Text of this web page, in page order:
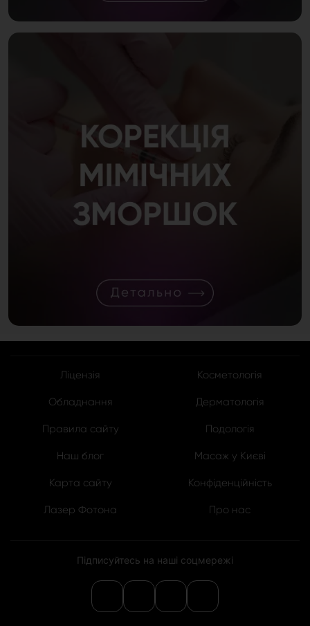
Ліцензія
Обладнання
Правила сайту
Наш блог
Карта сайту
Лазер Фотона
Косметологія
Дерматологія
Подологія
Масаж у Києві
Конфіденційність
Про нас
Підписуйтесь на наші соцмережі